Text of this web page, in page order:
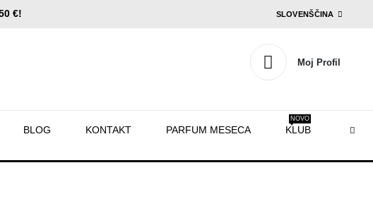
€! SLOVENŠČINA
Moj Profil
BLOG KONTAKT PARFUM MESECA KLUB
NOVO